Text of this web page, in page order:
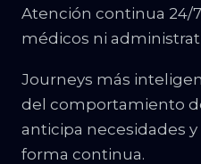
Atención continua 24/
médicos ni
Journeys más
del comportamiento
anticipa necesidades
forma continua.